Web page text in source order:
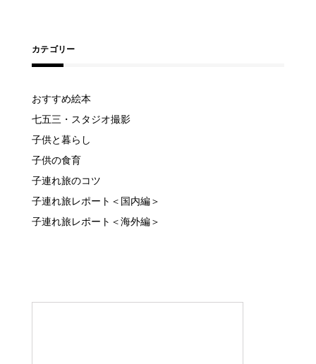
おすすめ絵本
七五三・スタジオ撮影
子供と暮らし
子供の食育
子連れ旅のコツ
子連れ旅レポート＜国内編＞